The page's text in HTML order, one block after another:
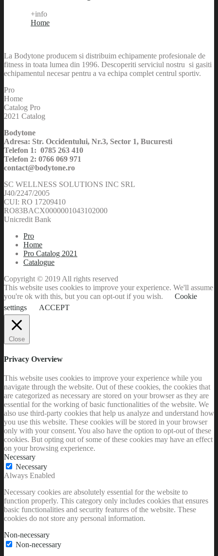
+info
Home
La Bodytone producem si distribuim echipamente profesionale de
fitness in toata lumea din 1996. Descoperiti serviciul nostru si gasiti
echipamentul necesar pentru a va echipa complet centrul sportiv.
Pro
Home
Catalog Pro
2021 Catalog
Bodytone
Adresa: Str. Occidentului, Nr.3, Sector 1, Bucuresti
Telefon 1: 0785 263 410
Telefon 2: 0766 069 971
contact@bodytone.ro
SC WELLNESS SOLUTIONS INC SRL
J40/2247/2005
CUI: RO 17209410
RO83BACX0000001043102000
Unicredit Bank
Pro
Home
Pro Catalog 2021
Catalogue
Copyright © 2019 All rights reserved
This website uses cookies to improve your experience. We'll assume
you're ok with this, but you can opt-out if you wish.
Cookie
settings
ACCEPT
Close
Privacy Overview
This website uses cookies to improve your experience while you
navigate through the website. Out of these cookies, the cookies that
are categorized as necessary are stored on your browser as they are
essential for the working of basic functionalities of the website. We
also use third-party cookies that help us analyze and understand how
you use this website. These cookies will be stored in your browser
only with your consent. You also have the option to opt-out of these
cookies. But opting out of some of these cookies may have an effect
on your browsing experience.
Necessary
Necessary
Always Enabled
Necessary cookies are absolutely essential for the website to
function properly. This category only includes cookies that ensures
basic functionalities and security features of the website. These
cookies do not store any personal information.
Non-necessary
Non-necessary